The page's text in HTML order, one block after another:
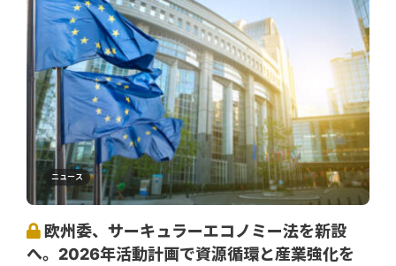
ニュース
欧州委、サーキュラーエコノミー法を新設
へ。2026年活動計画で資源循環と産業強化を